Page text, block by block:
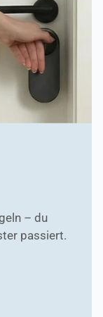
– du
passiert.